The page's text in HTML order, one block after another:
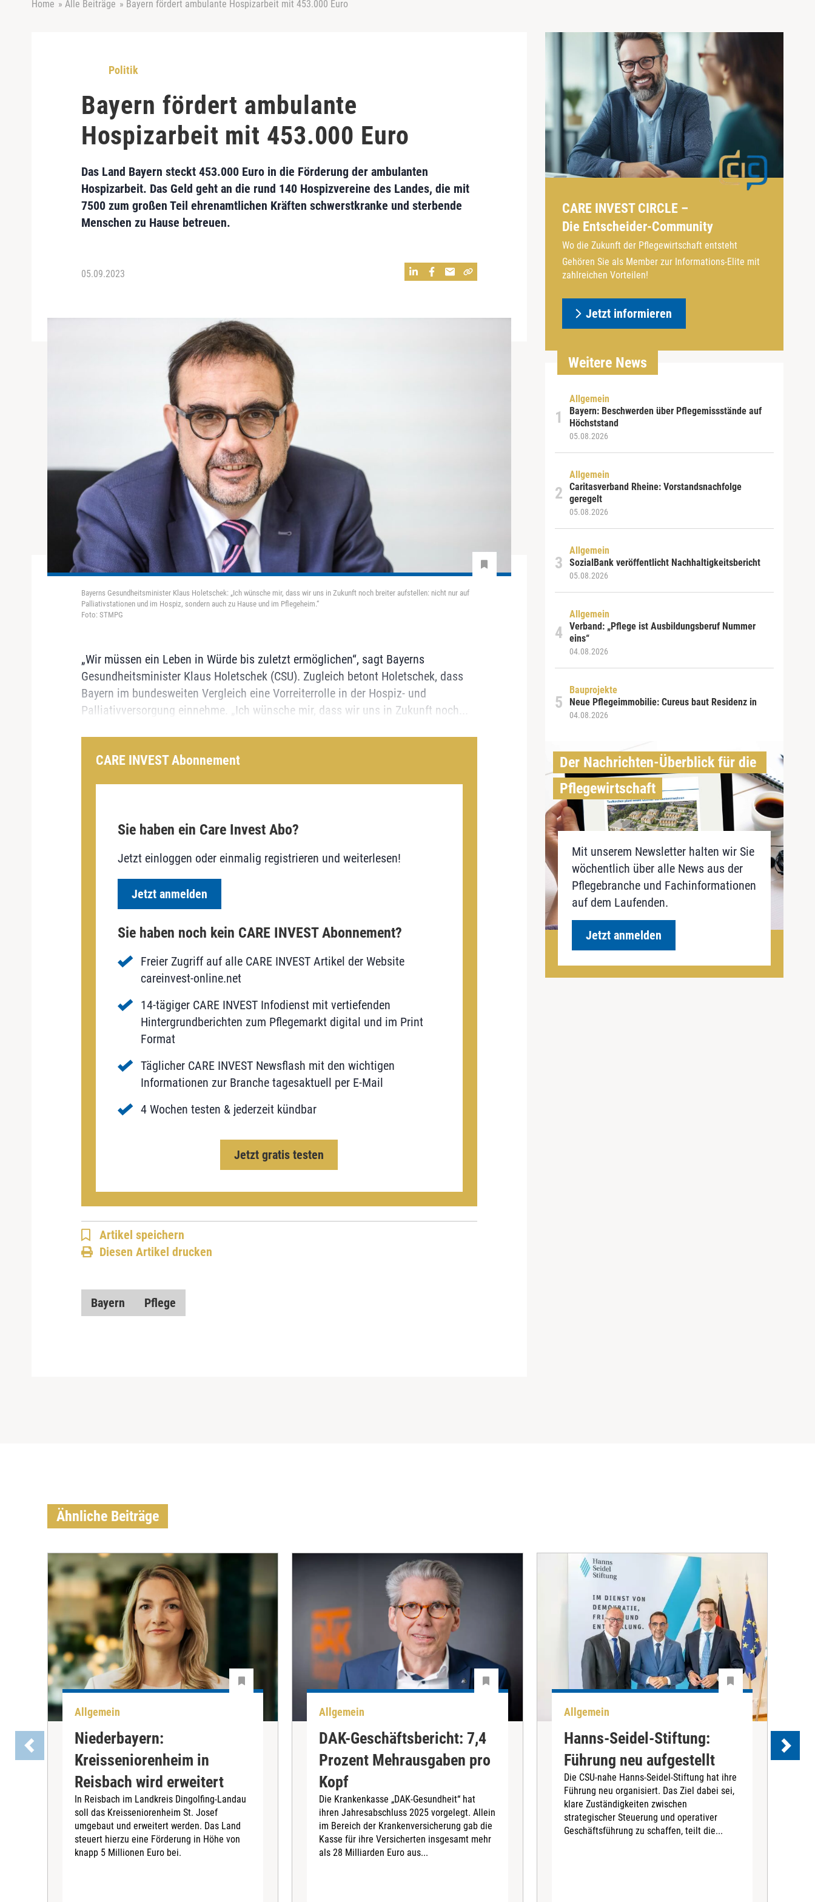
Home » Alle Beiträge » Bayern fördert ambulante Hospizarbeit mit 453.000 Euro
Politik
Bayern fördert ambulante
Hospizarbeit mit 453.000 Euro
Das Land Bayern steckt 453.000 Euro in die Förderung der ambulanten
Hospizarbeit. Das Geld geht an die rund 140 Hospizvereine des Landes, die mit
7500 zum großen Teil ehrenamtlichen Kräften schwerstkranke und sterbende
Menschen zu Hause betreuen.
05.09.2023
Bayerns Gesundheitsminister Klaus Holetschek: „Ich wünsche mir, dass wir uns in Zukunft noch breiter aufstellen: nicht nur auf
Palliativstationen und im Hospiz, sondern auch zu Hause und im Pflegeheim.“
Foto: STMPG
„Wir müssen ein Leben in Würde bis zuletzt ermöglichen“, sagt Bayerns
Gesundheitsminister Klaus Holetschek (CSU). Zugleich betont Holetschek, dass
Bayern im bundesweiten Vergleich eine Vorreiterrolle in der Hospiz- und
Palliativversorgung einnehme. „Ich wünsche mir, dass wir uns in Zukunft noch...
CARE INVEST Abonnement
Sie haben ein Care Invest Abo?
Jetzt einloggen oder einmalig registrieren und weiterlesen!
Jetzt anmelden
Sie haben noch kein CARE INVEST Abonnement?
Freier Zugriff auf alle CARE INVEST Artikel der Website
careinvest-online.net
14-tägiger CARE INVEST Infodienst mit vertiefenden
Hintergrundberichten zum Pflegemarkt digital und im Print
Format
Täglicher CARE INVEST Newsflash mit den wichtigen
Informationen zur Branche tagesaktuell per E-Mail
4 Wochen testen & jederzeit kündbar
Jetzt gratis testen
Artikel speichern
Diesen Artikel drucken
Bayern Pflege
CARE INVEST CIRCLE –
Die Entscheider-Community
Wo die Zukunft der Pflegewirtschaft entsteht
Gehören Sie als Member zur Informations-Elite mit
zahlreichen Vorteilen!
Jetzt informieren
Weitere News
Allgemein
Bayern: Beschwerden über Pflegemissstände auf
Höchststand
05.08.2026
Allgemein
Caritasverband Rheine: Vorstandsnachfolge
geregelt
05.08.2026
Allgemein
SozialBank veröffentlicht Nachhaltigkeitsbericht
05.08.2026
Allgemein
Verband: „Pflege ist Ausbildungsberuf Nummer
eins“
04.08.2026
Bauprojekte
Neue Pflegeimmobilie: Cureus baut Residenz in
04.08.2026
Der Nachrichten-Überblick für die
Pflegewirtschaft
Mit unserem Newsletter halten wir Sie
wöchentlich über alle News aus der
Pflegebranche und Fachinformationen
auf dem Laufenden.
Jetzt anmelden
Ähnliche Beiträge
Allgemein
Niederbayern:
Kreisseniorenheim in
Reisbach wird erweitert
In Reisbach im Landkreis Dingolfing-Landau
soll das Kreisseniorenheim St. Josef
umgebaut und erweitert werden. Das Land
steuert hierzu eine Förderung in Höhe von
knapp 5 Millionen Euro bei.
Allgemein
DAK-Geschäftsbericht: 7,4
Prozent Mehrausgaben pro
Kopf
Die Krankenkasse „DAK-Gesundheit“ hat
ihren Jahresabschluss 2025 vorgelegt. Allein
im Bereich der Krankenversicherung gab die
Kasse für ihre Versicherten insgesamt mehr
als 28 Milliarden Euro aus...
Allgemein
Hanns-Seidel-Stiftung:
Führung neu aufgestellt
Die CSU-nahe Hanns-Seidel-Stiftung hat ihre
Führung neu organisiert. Das Ziel dabei sei,
klare Zuständigkeiten zwischen
strategischer Steuerung und operativer
Geschäftsführung zu schaffen, teilt die...